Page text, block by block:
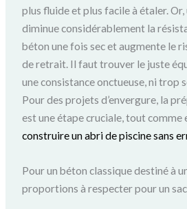
plus fluide et plus facile à étaler. Or,
diminue considérablement la
béton une fois sec et augmente le
de retrait. Il faut trouver le juste
une consistance onctueuse, ni trop
Pour des projets d’envergure, la
est une étape cruciale, tout comme
construire un abri de piscine sans
Pour un béton classique destiné à
proportions à respecter pour un